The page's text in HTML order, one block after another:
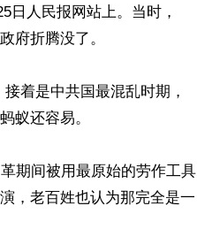
日人民报网站上。当时，
府折腾没了。
着是中共国最混乱时期，
蚁还容易。
期间被用最原始的劳作工具
，老百姓也认为那完全是一